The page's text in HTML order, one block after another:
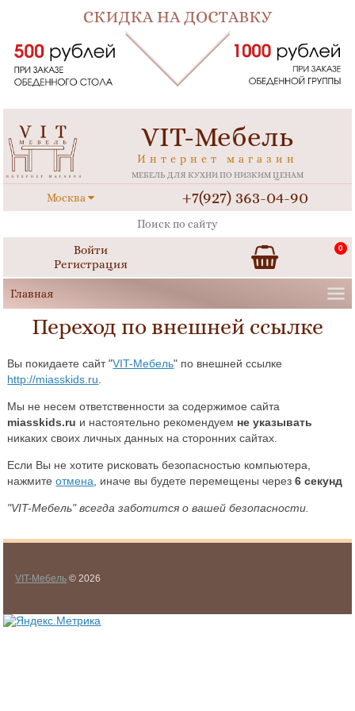
VIT-Мебель
Интернет магазин
МЕБЕЛЬ ДЛЯ КУХНИ ПО НИЗКИМ ЦЕНАМ
Москва +7(927) 363-04-90
Войти
Регистрация
0
Переход по внешней ссылке
Вы покидаете сайт "VIT-Мебель" по внешней ссылке
http://miasskids.ru
Мы не несем ответственности за содержимое сайта
miasskids.ru и настоятельно рекомендуем не указывать
никаких своих личных данных на сторонних сайтах.
Если Вы не хотите рисковать безопасностью компьютера,
нажмитеотмена , иначе вы будете перемещены через6 секунд
"VIT-Мебель" всегда заботится о вашей безопасности.
VIT-Мебель © 2026